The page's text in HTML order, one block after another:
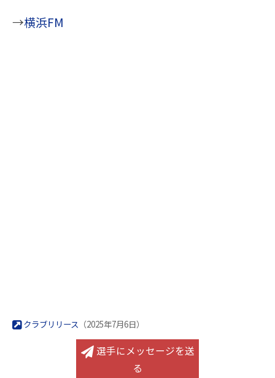
→横浜FM
クラブリリース （2025年7月6日）
選手にメッセージを送
る